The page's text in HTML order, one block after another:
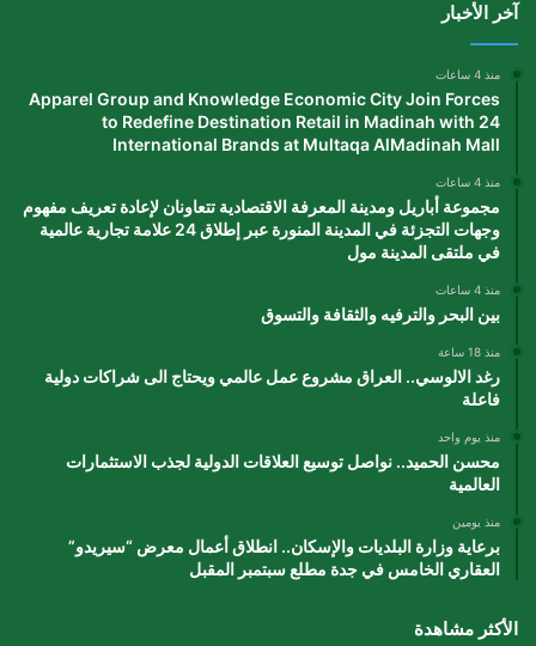
آخر الأخبار
منذ 4 ساعات
Apparel Group and Knowledge Economic City Join Forces
to Redefine Destination Retail in Madinah with 24
International Brands at Multaqa AlMadinah Mall
منذ 4 ساعات
مجموعة أباريل ومدينة المعرفة الاقتصادية تتعاونان لإعادة تعريف مفهوم
وجهات التجزئة في المدينة المنورة عبر إطلاق 24 علامة تجارية عالمية
في ملتقى المدينة مول
منذ 4 ساعات
بين البحر والترفيه والثقافة والتسوق
منذ 18 ساعة
رغد الالوسي.. العراق مشروع عمل عالمي ويحتاج الى شراكات دولية
فاعلة
منذ يوم واحد
محسن الحميد.. نواصل توسيع العلاقات الدولية لجذب الاستثمارات
العالمية
منذ يومين
برعاية وزارة البلديات والإسكان.. انطلاق أعمال معرض “سيريدو”
العقاري الخامس في جدة مطلع سبتمبر المقبل
الأكثر مشاهدة